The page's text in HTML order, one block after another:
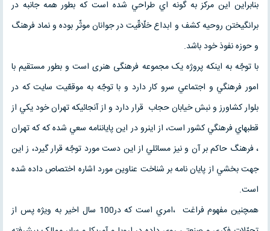
بنابراين اين مرکز به گونه اي طراحي شده است که بطور همه جانبه در
برانگيختن روحيه کشف و ابداع خلّاقّيت در جوانان موثّر بوده و نماد فرهنگ
و حوزه نفوذ خود باشد.
با توجّه به اينکه پروژه يک مجموعه فرهنگی هنری است و بطور مستقيم با
امور فرهنگي و اجتماعي سرو کار دارد و با توجّه به موقعّيت سايت که در
بلوار کشاورز و نبش خيابان حجاب قرار دارد و از آنجائيکه تهران خود يکي از
قطب­هاي فرهنگي کشور است، از اين­رو در اين پايان­نامه سعي شده که که تهران
، فرهنگ حاکم بر آن و نيز مسائلي از اين دست مورد توجّه قرار گيرد، ز اين
جهت بخشي از پايان نامه بر شناخت عناوین مورد اشاره اختصاص داده شده
است.
همچنين مفهوم فراغت ،امري است که در100 سال اخير به ويژه پس از